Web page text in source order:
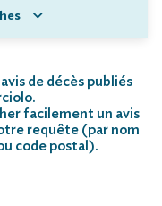
de décès publiés
facilement un avis
requête (par nom
code postal).